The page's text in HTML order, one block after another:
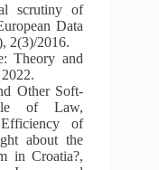
scrutiny of
Data
2(3)/2016.
Theory and
Other Soft-
of Law,
of
about the
in Croatia?,